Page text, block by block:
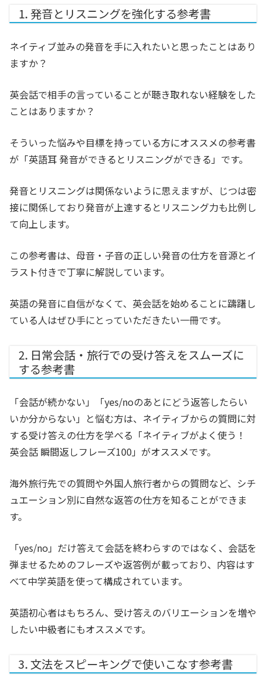
1. 発音とリスニングを強化する参考書
ネイティブ並みの発音を手に入れたいと思ったことはあり
ますか？
英会話で相手の言っていることが聴き取れない経験をした
ことはありますか？
そういった悩みや目標を持っている方にオススメの参考書
が「英語耳 発音ができるとリスニングができる」です。
発音とリスニングは関係ないように思えますが、じつは密
接に関係しており発音が上達するとリスニング力も比例し
て向上します。
この参考書は、母音・子音の正しい発音の仕方を音源とイ
ラスト付きで丁寧に解説しています。
英語の発音に自信がなくて、英会話を始めることに躊躇し
ている人はぜひ手にとっていただきたい一冊です。
2. 日常会話・旅行での受け答えをスムーズに
する参考書
「会話が続かない」「yes/noのあとにどう返答したらい
いか分からない」と悩む方は、ネイティブからの質問に対
する受け答えの仕方を学べる「ネイティブがよく使う！
英会話 瞬間返しフレーズ100」がオススメです。
海外旅行先での質問や外国人旅行者からの質問など、シチ
ュエーション別に自然な返答の仕方を知ることができま
す。
「yes/no」だけ答えて会話を終わらすのではなく、会話を
弾ませるためのフレーズや返答例が載っており、内容はす
べて中学英語を使って構成されています。
英語初心者はもちろん、受け答えのバリエーションを増や
したい中級者にもオススメです。
3. 文法をスピーキングで使いこなす参考書